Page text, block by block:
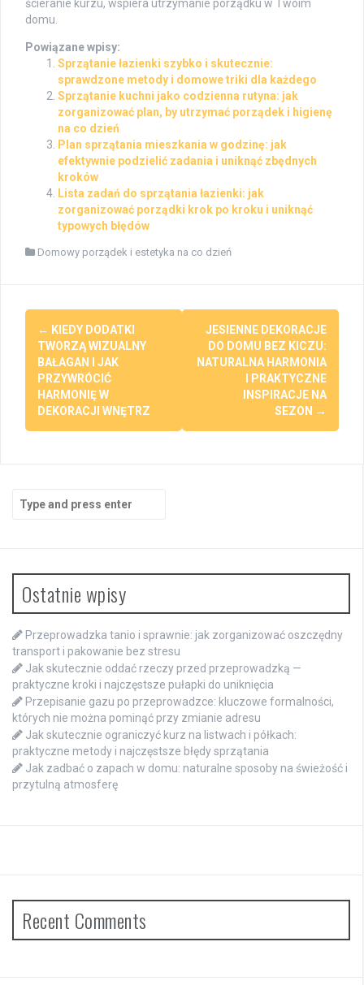
ścieranie kurzu, wspiera utrzymanie porządku w Twoim
domu.
Powiązane wpisy:
Sprzątanie łazienki szybko i skutecznie:
sprawdzone metody i domowe triki dla każdego
Sprzątanie kuchni jako codzienna rutyna: jak
zorganizować plan, by utrzymać porządek i higienę
na co dzień
Plan sprzątania mieszkania w godzinę: jak
efektywnie podzielić zadania i uniknąć zbędnych
kroków
Lista zadań do sprzątania łazienki: jak
zorganizować porządki krok po kroku i uniknąć
typowych błędów
Domowy porządek i estetyka na co dzień
Post
navigation
← KIEDY DODATKI
TWORZĄ WIZUALNY
BAŁAGAN I JAK
PRZYWRÓCIĆ
HARMONIĘ W
DEKORACJI WNĘTRZ
JESIENNE DEKORACJE
DO DOMU BEZ KICZU:
NATURALNA HARMONIA
I PRAKTYCZNE
INSPIRACJE NA
SEZON →
for:
Ostatnie wpisy
Przeprowadzka tanio i sprawnie: jak zorganizować oszczędny
transport i pakowanie bez stresu
Jak skutecznie oddać rzeczy przed przeprowadzką —
praktyczne kroki i najczęstsze pułapki do uniknięcia
Przepisanie gazu po przeprowadzce: kluczowe formalności,
których nie można pominąć przy zmianie adresu
Jak skutecznie ograniczyć kurz na listwach i półkach:
praktyczne metody i najczęstsze błędy sprzątania
Jak zadbać o zapach w domu: naturalne sposoby na świeżość i
przytulną atmosferę
Recent Comments